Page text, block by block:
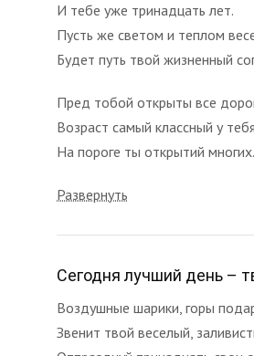
И тебе уже тринадцать лет.
Пусть же светом и теплом
Будет путь твой жизненный
Пред тобой открыты все
Возраст самый классный у
На пороге ты открытий
Развернуть
Сегодня лучший день –
Воздушные шарики, горы
Звенит твой веселый,